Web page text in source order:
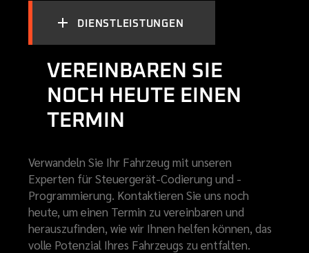
DIENSTLEISTUNGEN
VEREINBAREN SIE
NOCH HEUTE EINEN
TERMIN
Verwandeln Sie Ihr Fahrzeug mit unseren
Experten für Steuergerät-Codierung und -
Programmierung. Kontaktieren Sie uns noch
heute, um einen Termin zu vereinbaren und
herauszufinden, wie wir Ihnen helfen können, das
volle Potenzial Ihres Fahrzeugs zu entfalten.